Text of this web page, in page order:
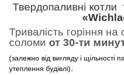
Твердопаливні котли
Тривалість горіння
соломи от 30-ти
(залежно від вигляду і щільності
утеплення будівлі).